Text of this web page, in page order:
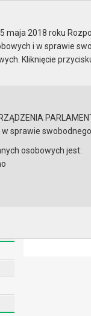
w Gryfinie
XIV sesja
maja 2018 roku
i w sprawie
Kliknięcie
sprawie
osobowych jest:
Danych:
są zgodnie z
z przepisów